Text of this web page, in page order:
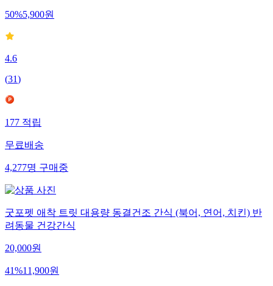
50%5,900원
4.6
(31)
177적립
무료배송
4,277명구매중
굿포펫 애착 트릿 대용량 동결건조 간식 (북어, 연어, 치킨) 반
려동물 건강간식
20,000원
41%11,900원